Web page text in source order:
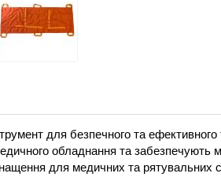
для безпечного та
обладнання та забезпечують
для медичних та